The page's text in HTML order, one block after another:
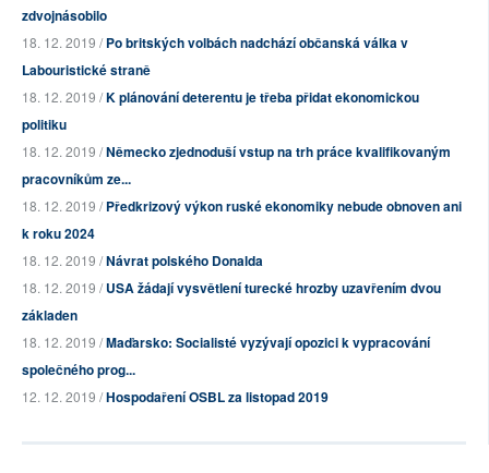
zdvojnásobilo
18. 12. 2019 /Po britských volbách nadchází občanská válka v
Labouristické straně
18. 12. 2019 /K plánování deterentu je třeba přidat ekonomickou
politiku
18. 12. 2019 /Německo zjednoduší vstup na trh práce kvalifikovaným
pracovníkům ze...
18. 12. 2019 /Předkrizový výkon ruské ekonomiky nebude obnoven ani
k roku 2024
18. 12. 2019 /Návrat polského Donalda
18. 12. 2019 /USA žádají vysvětlení turecké hrozby uzavřením dvou
základen
18. 12. 2019 /Maďarsko: Socialisté vyzývají opozici k vypracování
společného prog...
12. 12. 2019 /Hospodaření OSBL za listopad 2019